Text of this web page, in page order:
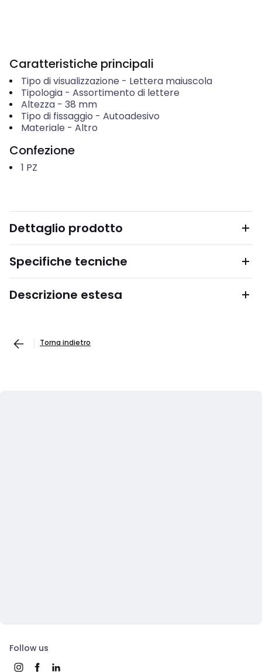
Caratteristiche principali
Tipo di visualizzazione - Lettera maiuscola
Tipologia- Assortimento di lettere
Altezza- 38 mm
Tipo di fissaggio - Autoadesivo
Materiale - Altro
Confezione
1 PZ
Dettaglio prodotto
Specifiche tecniche
Descrizione estesa
Torna indietro
Follow us